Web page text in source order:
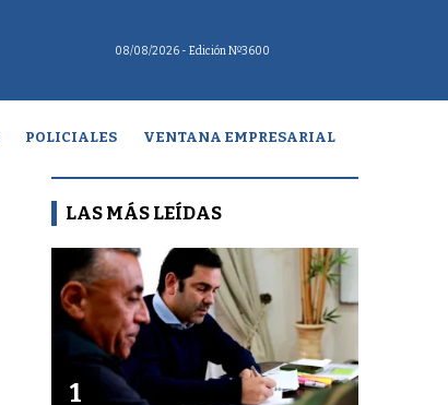
08/08/2026 - Edición Nº3600
POLICIALES VENTANA EMPRESARIAL
LAS MÁS LEÍDAS
1